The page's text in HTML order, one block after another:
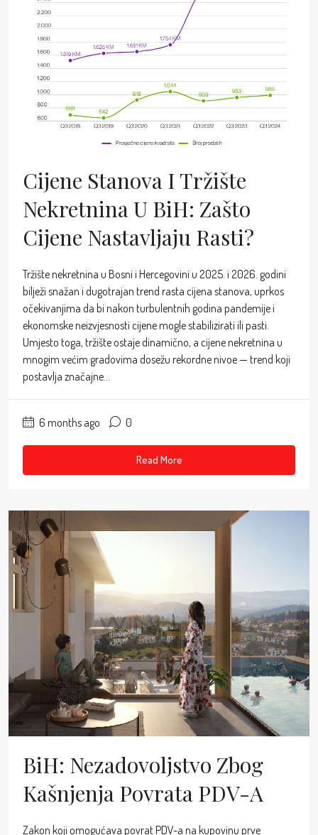
Cijene Stanova I Tržište
Nekretnina U BiH: Zašto
Cijene Nastavljaju Rasti?
Tržište nekretnina u Bosni i Hercegovini u 2025. i 2026. godini
bilježi snažan i dugotrajan trend rasta cijena stanova, uprkos
očekivanjima da bi nakon turbulentnih godina pandemije i
ekonomske neizvjesnosti cijene mogle stabilizirati ili pasti.
Umjesto toga, tržište ostaje dinamično, a cijene nekretnina u
mnogim većim gradovima dosežu rekordne nivoe — trend koji
postavlja značajne...
6 months ago 0
Read More
BiH: Nezadovoljstvo Zbog
Kašnjenja Povrata PDV-A
Zakon koji omogućava povrat PDV-a na kupovinu prve